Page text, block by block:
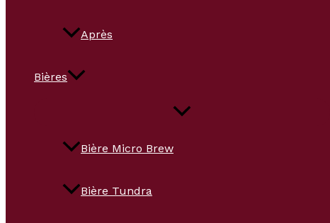
Après
Bières
Bière Micro Brew
Bière Tundra